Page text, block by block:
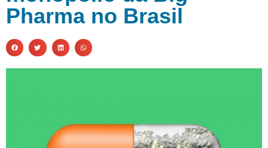
Pharma no Brasil